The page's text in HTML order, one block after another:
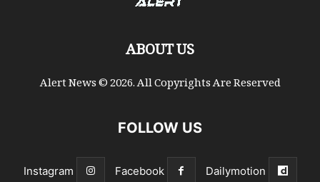
ABOUT US
Alert News © 2026. All Copyrights Are Reserved
FOLLOW US
Dailymotion
Facebook
Instagram